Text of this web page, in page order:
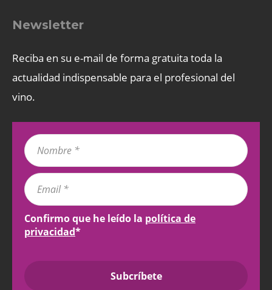
Newsletter
Reciba en su e-mail de forma gratuita toda la
actualidad indispensable para el profesional del
vino.
Confirmo que he leído la política de
privacidad*